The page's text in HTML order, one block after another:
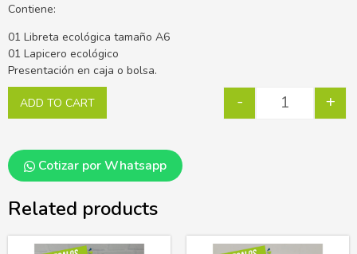
Contiene:
01 Libreta ecológica tamaño A6
01 Lapicero ecológico
Presentación en caja o bolsa.
- +
ADD TO CART
Cotizar por Whatsapp
Related products